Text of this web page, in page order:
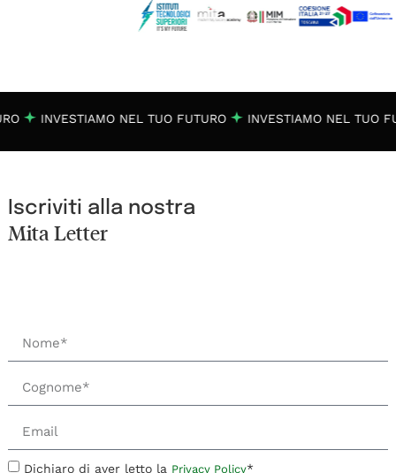
INVESTIAMO NEL TUO FUTURO INVESTIAMO NEL TUO
Iscriviti alla nostra
Mita Letter
Dichiaro di aver letto la Privacy Policy*